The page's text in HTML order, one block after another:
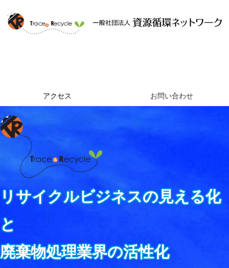
アクセス お問い合わせ
リサイクルビジネスの見える化
と
廃棄物処理業界の活性化